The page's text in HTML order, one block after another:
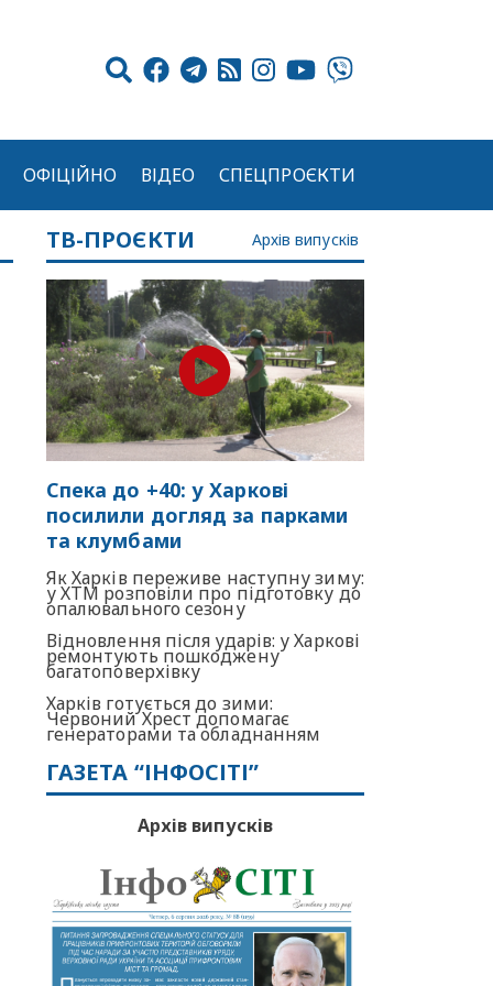
ОФІЦІЙНО ВІДЕО СПЕЦПРОЄКТИ
ТВ-ПРОЄКТИ Архів випусків
Спека до +40: у Харкові
посилили догляд за парками
та клумбами
Як Харків переживе наступну зиму:
у ХТМ розповіли про підготовку до
опалювального сезону
Відновлення після ударів: у Харкові
ремонтують пошкоджену
багатоповерхівку
Харків готується до зими:
Червоний Хрест допомагає
генераторами та обладнанням
ГАЗЕТА “ІНФОСІТІ”
Архів випусків